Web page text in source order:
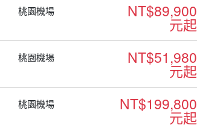
桃園機場 NT$89,900
元起
桃園機場 NT$51,980
元起
桃園機場 NT$199,800
元起